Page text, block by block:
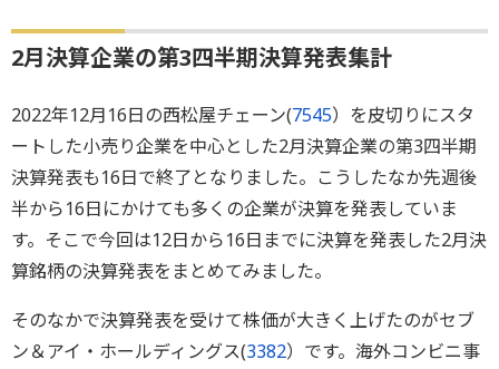
2月決算企業の第3四半期決算発表集計
2022年12月16日の西松屋チェーン(7545）を皮切りにスタ
ートした小売り企業を中心とした2月決算企業の第3四半期
決算発表も16日で終了となりました。こうしたなか先週後
半から16日にかけても多くの企業が決算を発表していま
す。そこで今回は12日から16日までに決算を発表した2月決
算銘柄の決算発表をまとめてみました。
そのなかで決算発表を受けて株価が大きく上げたのがセブ
ン＆アイ・ホールディングス(3382）です。海外コンビニ事